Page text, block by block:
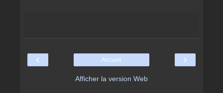
‹ ›
Accueil
Afficher la version Web